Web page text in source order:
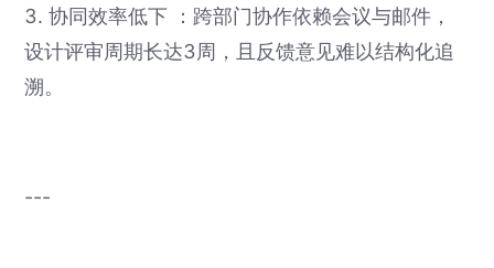
3. 协同效率低下 ：跨部门协作依赖会议与邮件，
设计评审周期长达3周，且反馈意见难以结构化追
溯。
---